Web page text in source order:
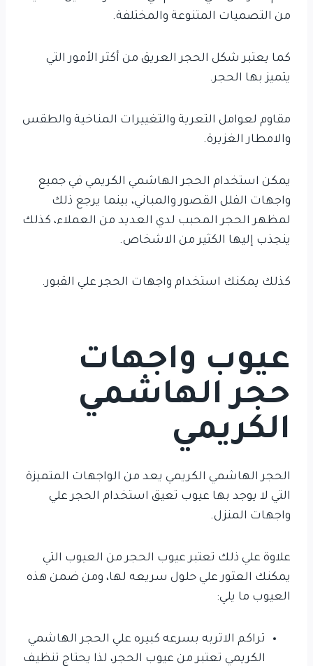
من التصميات المتنوعة والمختلفة.
كما يعتبر شكل الحجر العريق من أكثر الأمور التي
يتميز بها الحجر.
مقاوم لعوامل التعرية والتغييرات المناخية والطقس
والامطار الغزيرة.
يمكن استخدام الحجر الهاشمي الكريمي في جميع
واجهات الفلل القصور والمباني، بينما يرجع ذلك
لمظهر الحجر المحبب لدي العديد من العملاء، كذلك
ينجذب إليها الكثير من الاشخاص.
كذلك يمكنك استخدام واجهات الحجر علي القبور.
عيوب واجهات
حجر الهاشمي
الكريمي
الحجر الهاشمي الكريمي يعد من الواجهات المتميزة
التي لا يوجد بها عيوب تعيق استخدام الحجر علي
واجهات المنزل.
علاوة علي ذلك تعتبر عيوب الحجر من العيوب التي
يمكنك العثور علي حلول سريعه لها، ومن ضمن هذه
العيوب ما يلي:
تراكم الاتربه بسرعه كبيره علي الحجر الهاشمي
الكريمي تعتبر من عيوب الحجر، لذا يحتاج تنظيف